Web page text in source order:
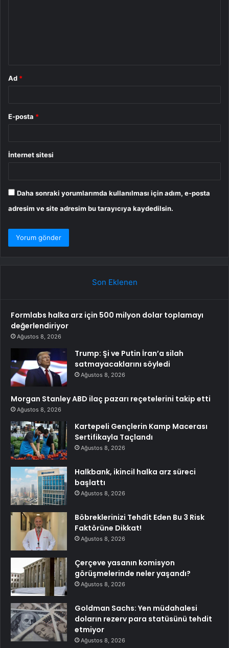
Ad *
E-posta *
İnternet sitesi
Daha sonraki yorumlarımda kullanılması için adım, e-posta
adresim ve site adresim bu tarayıcıya kaydedilsin.
Son Eklenen
Formlabs halka arz için 500 milyon dolar toplamayı
değerlendiriyor
Ağustos 8, 2026
Trump: Şi ve Putin İran’a silah
satmayacaklarını söyledi
Ağustos 8, 2026
Morgan Stanley ABD ilaç pazarı reçetelerini takip etti
Ağustos 8, 2026
Kartepeli Gençlerin Kamp Macerası
Sertifikayla Taçlandı
Ağustos 8, 2026
Halkbank, ikincil halka arz süreci
başlattı
Ağustos 8, 2026
Böbreklerinizi Tehdit Eden Bu 3 Risk
Faktörüne Dikkat!
Ağustos 8, 2026
Çerçeve yasanın komisyon
görüşmelerinde neler yaşandı?
Ağustos 8, 2026
Goldman Sachs: Yen müdahalesi
doların rezerv para statüsünü tehdit
etmiyor
Ağustos 8, 2026